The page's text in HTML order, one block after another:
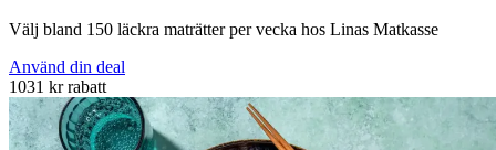
Välj bland 150 läckra maträtter per vecka hos Linas Matkasse
Använd din deal
1031 kr rabatt